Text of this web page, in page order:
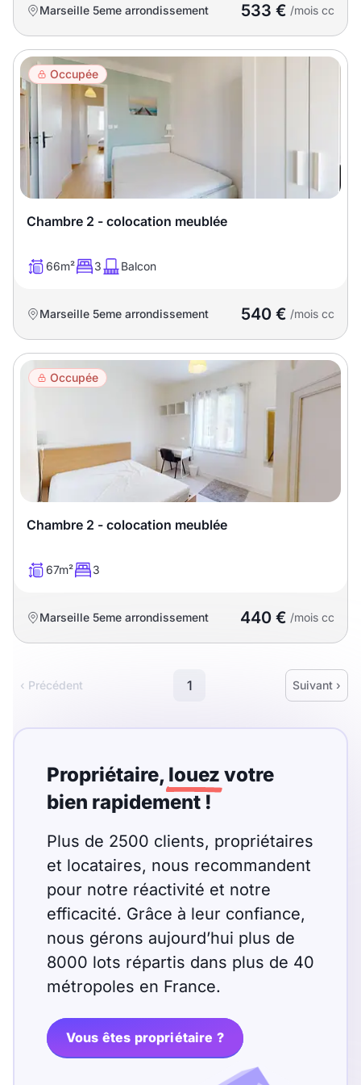
Marseille 5eme arrondissement 533 € /mois cc
Occupée
Chambre 2 - colocation meublée
66m² 3 Balcon
Marseille 5eme arrondissement 540 € /mois cc
Occupée
Chambre 2 - colocation meublée
67m² 3
Marseille 5eme arrondissement 440 € /mois cc
‹ Précédent 1 Suivant ›
Propriétaire, louez votre
bien rapidement !
Plus de 2500 clients, propriétaires
et locataires, nous recommandent
pour notre réactivité et notre
efficacité. Grâce à leur confiance,
nous gérons aujourd’hui plus de
8000 lots répartis dans plus de 40
métropoles en France.
Vous êtes propriétaire ?